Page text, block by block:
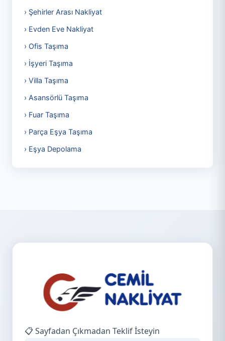
› Şehirler Arası Nakliyat
› Evden Eve Nakliyat
› Ofis Taşıma
› İşyeri Taşıma
› Villa Taşıma
› Asansörlü Taşıma
› Fuar Taşıma
› Parça Eşya Taşıma
› Eşya Depolama
📋 Sayfadan Çıkmadan Teklif İsteyin